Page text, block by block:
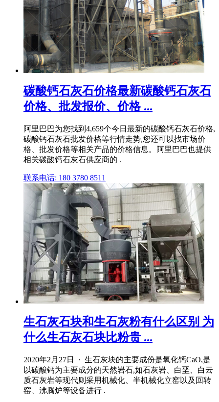
碳酸钙石灰石价格最新碳酸钙石灰石
价格、批发报价、价格 ...
阿里巴巴为您找到4,659个今日最新的碳酸钙石灰石价格,
碳酸钙石灰石批发价格等行情走势,您还可以找市场价
格、批发价格等相关产品的价格信息。阿里巴巴也提供
相关碳酸钙石灰石供应商的 .
联系电话: 180 3780 8511
生石灰石块和生石灰粉有什么区别 为
什么生石灰石块比粉贵 ...
2020年2月27日 · 生石灰块的主要成份是氧化钙CaO,是
以碳酸钙为主要成分的天然岩石,如石灰岩、白垩、白云
质石灰岩等现代则采用机械化、半机械化立窑以及回转
窑、沸腾炉等设备进行 .